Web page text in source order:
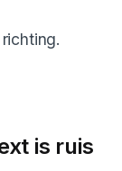
is ruis